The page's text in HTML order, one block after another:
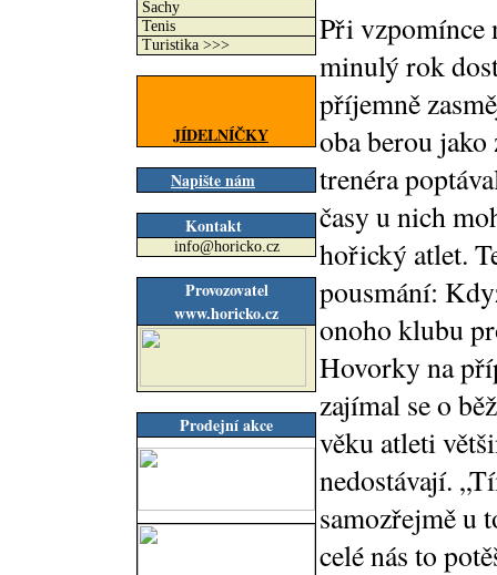
Šachy
Tenis
Turistika >>>
JÍDELNÍČKY
Napište nám
Kontakt
info@horicko.cz
Provozovatel
www.horicko.cz
Prodejní akce
Při vzpomínce
minulý rok
příjemně
oba berou jako
trenéra
časy u nich
hořický atlet.
pousmání:
onoho klubu
Hovorky na
zajímal se o
věku atleti
nedostávají.
samozřejmě u
celé nás to